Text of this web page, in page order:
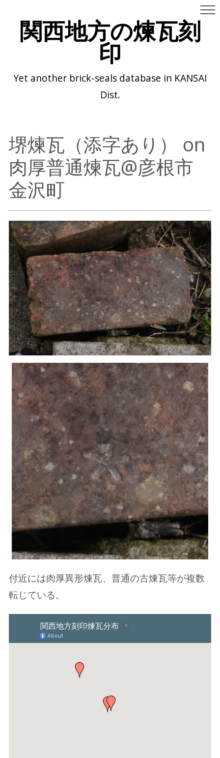
関西地方の煉瓦刻
印
Yet another brick-seals database in KANSAI
Dist.
堺煉瓦（添字あり） on
肉厚普通煉瓦@彦根市
金沢町
付近には肉厚異形煉瓦、普通の古煉瓦等が複数
転じている。